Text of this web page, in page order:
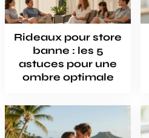
Rideaux pour store
banne : les 5
astuces pour une
ombre optimale